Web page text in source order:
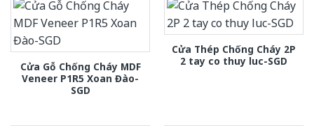
Cửa Gỗ Chống Cháy MDF
Veneer P1R5 Xoan Đào-
SGD
Cửa Thép Chống Cháy 2P
2 tay co thuy luc-SGD